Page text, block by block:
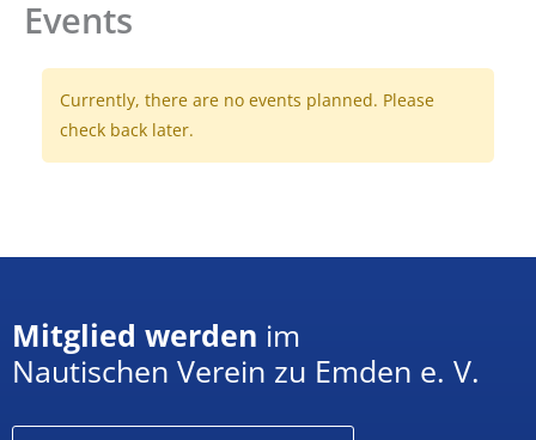
Zum
springen
Events
Currently, there are no events planned. Please
check back later.
Mitglied werden im
Nautischen Verein zu Emden e. V.